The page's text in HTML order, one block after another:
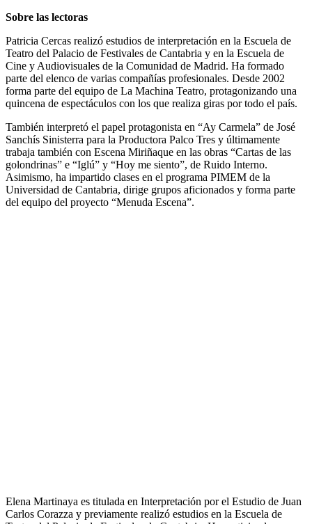
Sobre las lectoras
Patricia Cercas realizó estudios de interpretación en la Escuela de
Teatro del Palacio de Festivales de Cantabria y en la Escuela de
Cine y Audiovisuales de la Comunidad de Madrid. Ha formado
parte del elenco de varias compañías profesionales. Desde 2002
forma parte del equipo de La Machina Teatro, protagonizando una
quincena de espectáculos con los que realiza giras por todo el país.
También interpretó el papel protagonista en “Ay Carmela” de José
Sanchís Sinisterra para la Productora Palco Tres y últimamente
trabaja también con Escena Miriñaque en las obras “Cartas de las
golondrinas” e “Iglú” y “Hoy me siento”, de Ruido Interno.
Asimismo, ha impartido clases en el programa PIMEM de la
Universidad de Cantabria, dirige grupos aficionados y forma parte
del equipo del proyecto “Menuda Escena”.
Elena Martinaya es titulada en Interpretación por el Estudio de Juan
Carlos Corazza y previamente realizó estudios en la Escuela de